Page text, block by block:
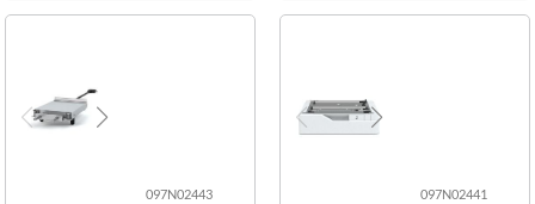
097N02443 097N02441